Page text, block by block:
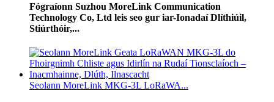
Fógraíonn Suzhou MoreLink Communication
Technology Co, Ltd leis seo gur iar-Ionadaí Dlíthiúil,
Stiúrthóir,...
Seolann MoreLink MKG-3L LoRaWA...